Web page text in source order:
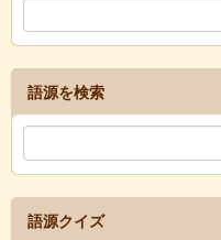
語源を検索
語源クイズ